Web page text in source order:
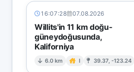
16:07:28 07.08.2026
Willits'in 11 km doğu-
güneydoğusunda,
Kaliforniya
6.0 km I 39.37, -123.24